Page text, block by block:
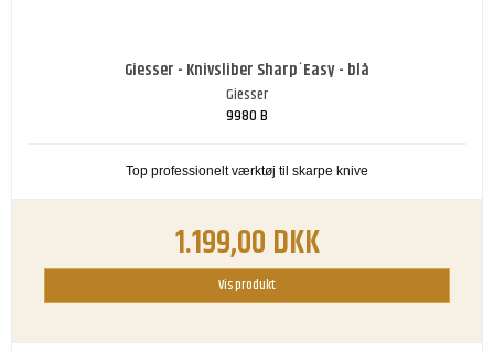
Giesser - Knivsliber Sharp´Easy - blå
Giesser
9980 B
Top professionelt værktøj til skarpe knive
1.199,00 DKK
Vis produkt